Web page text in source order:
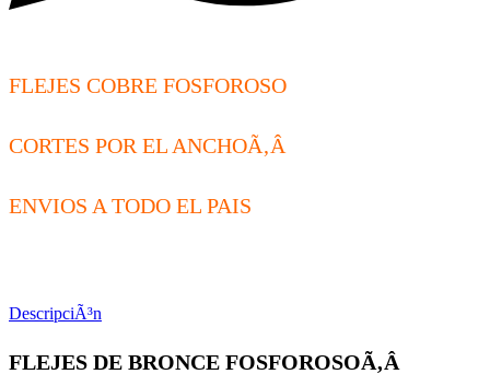
FLEJES COBRE FOSFOROSO
CORTES POR EL ANCHOÃ‚Â
ENVIOS A TODO EL PAIS
DescripciÃ³n
FLEJES DE BRONCE FOSFOROSOÃ‚Â